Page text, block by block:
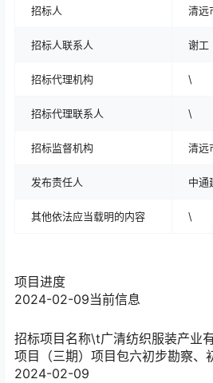
招标人 清远
招标人联系人 谢工
招标代理机构 \
招标代理联系人 \
招标监督机构 清远
发布责任人 中通
其他依法应当载明的内容 \
项目进度
2024-02-09当前信息
招标项目名称\t广清纺织服装产业
项目（三期）项目包六初步勘察、
2024-02-09